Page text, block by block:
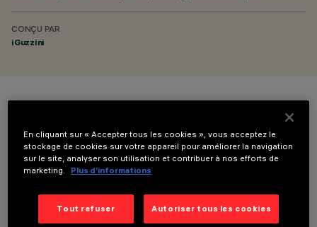
CONÇU PAR
iGuzzini
DONNÉES TECHNIQUES
En cliquant sur « Accepter tous les cookies », vous acceptez le
stockage de cookies sur votre appareil pour améliorer la navigation
sur le site, analyser son utilisation et contribuer à nos efforts de
marketing.
Plus d’informations
Tout refuser Autoriser tous les cookies